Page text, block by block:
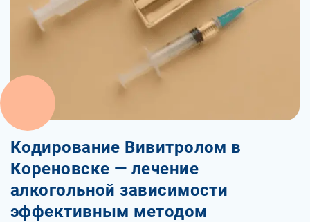
Кодирование Вивитролом в
Кореновске — лечение
алкогольной зависимости
эффективным методом